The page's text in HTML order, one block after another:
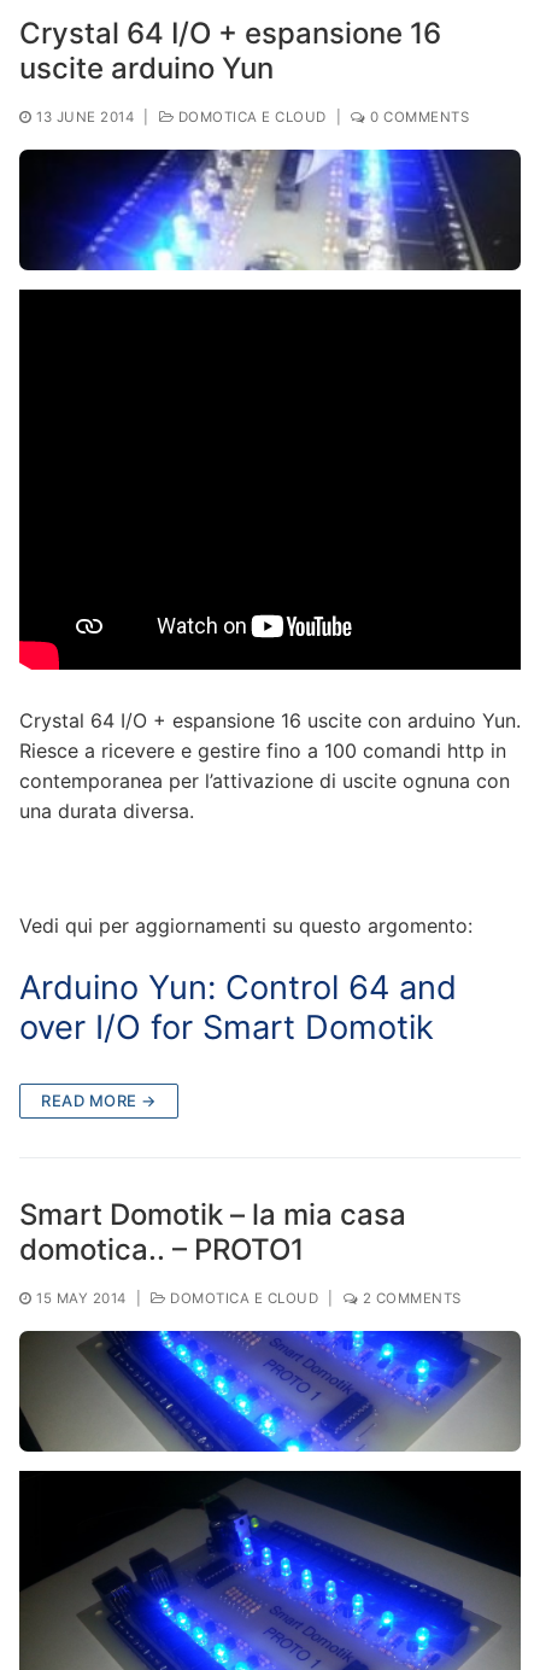
Crystal 64 I/O + espansione 16
uscite arduino Yun
13 JUNE 2014 DOMOTICA E CLOUD 0 COMMENTS
Crystal 64 I/O + espansione 16 uscite con arduino Yun.
Riesce a ricevere e gestire fino a 100 comandi http in
contemporanea per l’attivazione di uscite ognuna con
una durata diversa.
Vedi qui per aggiornamenti su questo argomento:
Arduino Yun: Control 64 and
over I/O for Smart Domotik
READ MORE →
Smart Domotik – la mia casa
domotica.. – PROTO1
15 MAY 2014 DOMOTICA E CLOUD 2 COMMENTS